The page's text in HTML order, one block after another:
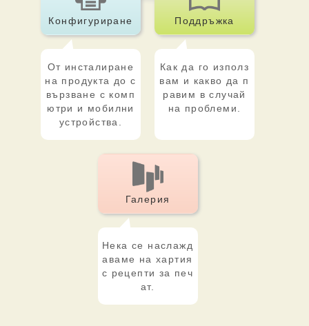
Конфигуриране
От инсталиране
на продукта до с
вързване с комп
ютри и мобилни
устройства.
Поддръжка
Как да го използ
вам и какво да п
равим в случай
на проблеми.
Галерия
Нека се наслажд
аваме на хартия
с рецепти за печ
ат.